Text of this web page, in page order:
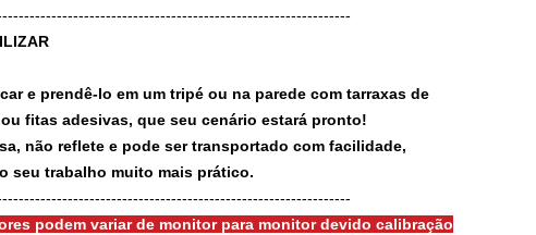
e prendê-lo em um tripé ou na parede com tarraxas de
fitas adesivas, que seu cenário estará pronto!
não reflete e pode ser transportado com facilidade,
seu trabalho muito mais prático.
podem variar de monitor para monitor devido calibração